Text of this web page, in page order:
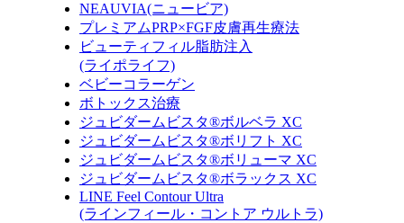
NEAUVIA(ニュービア)
プレミアムPRP×FGF皮膚再生療法
ビューティフィル脂肪注入
(ライポライフ)
ベビーコラーゲン
ボトックス治療
ジュビダームビスタ®ボルベラ XC
ジュビダームビスタ®ボリフト XC
ジュビダームビスタ®ボリューマ XC
ジュビダームビスタ®ボラックス XC
LINE Feel Contour Ultra
(ラインフィール・コントア ウルトラ)